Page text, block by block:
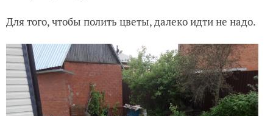
Для того, чтобы полить цветы, далеко идти не надо.